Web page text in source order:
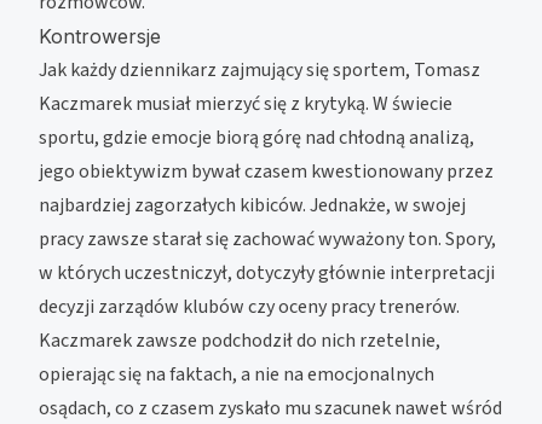
Kontrowersje
Jak każdy dziennikarz zajmujący się sportem, Tomasz
Kaczmarek musiał mierzyć się z krytyką. W świecie
sportu, gdzie emocje biorą górę nad chłodną analizą,
jego obiektywizm bywał czasem kwestionowany przez
najbardziej zagorzałych kibiców. Jednakże, w swojej
pracy zawsze starał się zachować wyważony ton. Spory,
w których uczestniczył, dotyczyły głównie interpretacji
decyzji zarządów klubów czy oceny pracy trenerów.
Kaczmarek zawsze podchodził do nich rzetelnie,
opierając się na faktach, a nie na emocjonalnych
osądach, co z czasem zyskało mu szacunek nawet wśród